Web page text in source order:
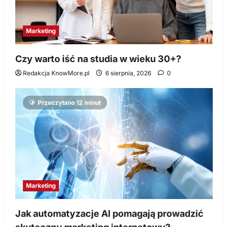
Marketing
Czy warto iść na studia w wieku 30+?
Redakcja KnowMore.pl 6 sierpnia, 2026 0
Przeczytano 12 minut
Marketing
Jak automatyzacje AI pomagają prowadzić